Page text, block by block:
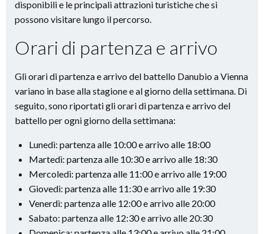
disponibili e le principali attrazioni turistiche che si
possono visitare lungo il percorso.
Orari di partenza e arrivo
Gli orari di partenza e arrivo del battello Danubio a Vienna
variano in base alla stagione e al giorno della settimana. Di
seguito, sono riportati gli orari di partenza e arrivo del
battello per ogni giorno della settimana:
Lunedì: partenza alle 10:00 e arrivo alle 18:00
Martedì: partenza alle 10:30 e arrivo alle 18:30
Mercoledì: partenza alle 11:00 e arrivo alle 19:00
Giovedì: partenza alle 11:30 e arrivo alle 19:30
Venerdì: partenza alle 12:00 e arrivo alle 20:00
Sabato: partenza alle 12:30 e arrivo alle 20:30